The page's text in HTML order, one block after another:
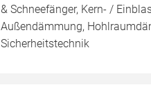
& Schneefänger, Kern- /
Außendämmung,
Sicherheitstechnik